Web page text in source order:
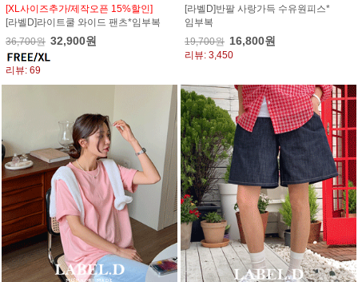
[XL사이즈추가/제작오픈 15%할인]
[라벨D]라이트쿨 와이드 팬츠*임부복
36,700원 32,900원
리뷰: 69
[라벨D]반팔 사랑가득 수유원피스*
임부복
19,700원 16,800원
리뷰: 3,450